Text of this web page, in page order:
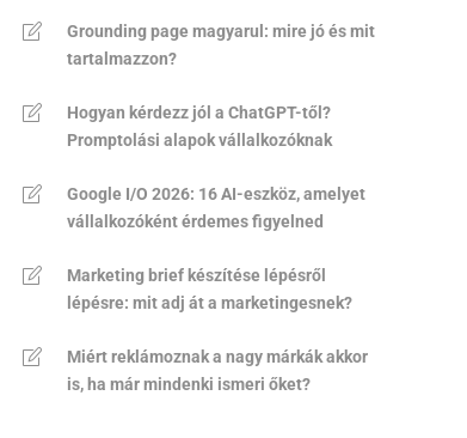
Grounding page magyarul: mire jó és mit
tartalmazzon?
Hogyan kérdezz jól a ChatGPT-től?
Promptolási alapok vállalkozóknak
Google I/O 2026: 16 AI-eszköz, amelyet
vállalkozóként érdemes figyelned
Marketing brief készítése lépésről
lépésre: mit adj át a marketingesnek?
Miért reklámoznak a nagy márkák akkor
is, ha már mindenki ismeri őket?